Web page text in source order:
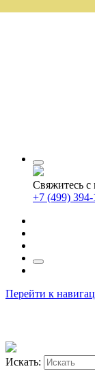
Свяжитесь с
+7 (499)
Перейти к
Искать: